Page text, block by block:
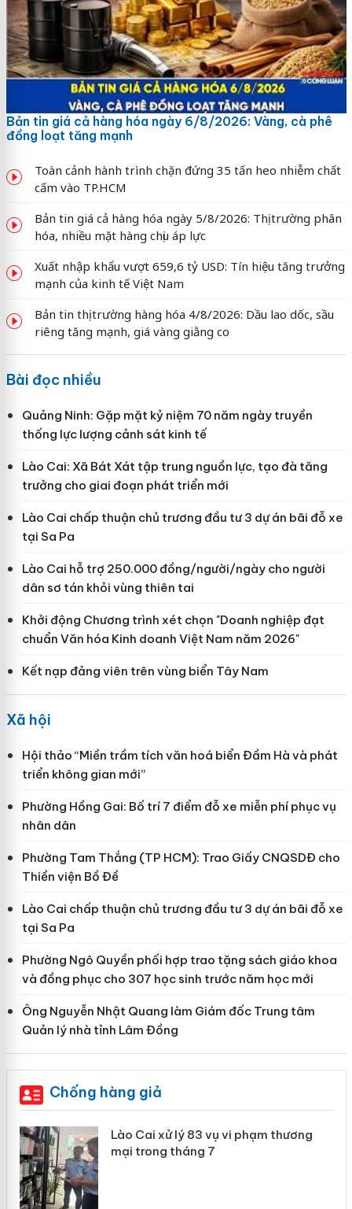
Bản tin giá cả hàng hóa ngày 6/8/2026: Vàng, cà phê
đồng loạt tăng mạnh
Toàn cảnh hành trình chặn đứng 35 tấn heo nhiễm chất
cấm vào TP.HCM
Bản tin giá cả hàng hóa ngày 5/8/2026: Thị trường phân
hóa, nhiều mặt hàng chịu áp lực
Xuất nhập khẩu vượt 659,6 tỷ USD: Tín hiệu tăng trưởng
mạnh của kinh tế Việt Nam
Bản tin thị trường hàng hóa 4/8/2026: Dầu lao dốc, sầu
riêng tăng mạnh, giá vàng giằng co
Bài đọc nhiều
Quảng Ninh: Gặp mặt kỷ niệm 70 năm ngày truyền
thống lực lượng cảnh sát kinh tế
Lào Cai: Xã Bát Xát tập trung nguồn lực, tạo đà tăng
trưởng cho giai đoạn phát triển mới
Lào Cai chấp thuận chủ trương đầu tư 3 dự án bãi đỗ xe
tại Sa Pa
Lào Cai hỗ trợ 250.000 đồng/người/ngày cho người
dân sơ tán khỏi vùng thiên tai
Khởi động Chương trình xét chọn "Doanh nghiệp đạt
chuẩn Văn hóa Kinh doanh Việt Nam năm 2026"
Kết nạp đảng viên trên vùng biển Tây Nam
Xã hội
Hội thảo “Miền trầm tích văn hoá biển Đầm Hà và phát
triển không gian mới”
Phường Hồng Gai: Bố trí 7 điểm đỗ xe miễn phí phục vụ
nhân dân
Phường Tam Thắng (TP HCM): Trao Giấy CNQSDĐ cho
Thiền viện Bồ Đề
Lào Cai chấp thuận chủ trương đầu tư 3 dự án bãi đỗ xe
tại Sa Pa
Phường Ngô Quyền phối hợp trao tặng sách giáo khoa
và đồng phục cho 307 học sinh trước năm học mới
Ông Nguyễn Nhật Quang làm Giám đốc Trung tâm
Quản lý nhà tỉnh Lâm Đồng
Chống hàng giả
Lào Cai xử lý 83 vụ vi phạm thương
mại trong tháng 7